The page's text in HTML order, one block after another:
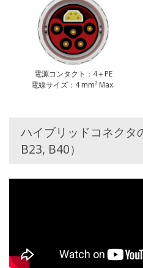
電源コンタクト：4＋PE
電線サイズ：4 mm² Max.
ハイブリッドコネクタ
B23, B40）